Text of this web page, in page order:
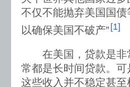
不仅不能抛弃美国国
以确保美国不破产” [1]
在美国，贷款是非
常都是长时间贷款。
这些收入并不稳定甚